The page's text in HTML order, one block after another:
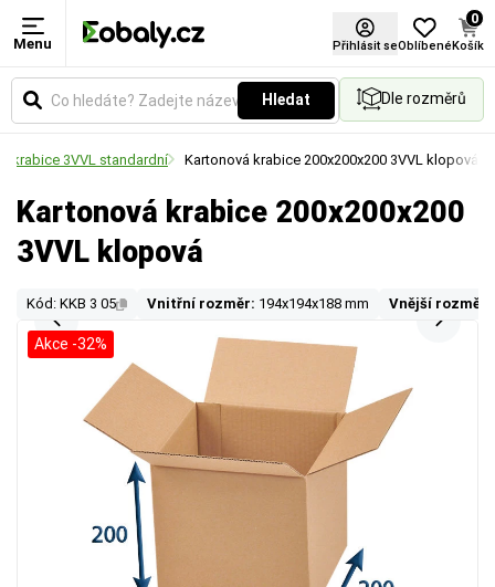
Menu Přihlásit seOblíbené
0
Košík
Hledat Dle rozměrů
krabice 3VVL standardní Kartonová krabice 200x200x200 3VVL klopová
Kartonová krabice 200x200x200
3VVL klopová
Kód: KKB 3 05 Vnitřní rozměr: 194x194x188 mm Vnější rozměr:
Akce -32%